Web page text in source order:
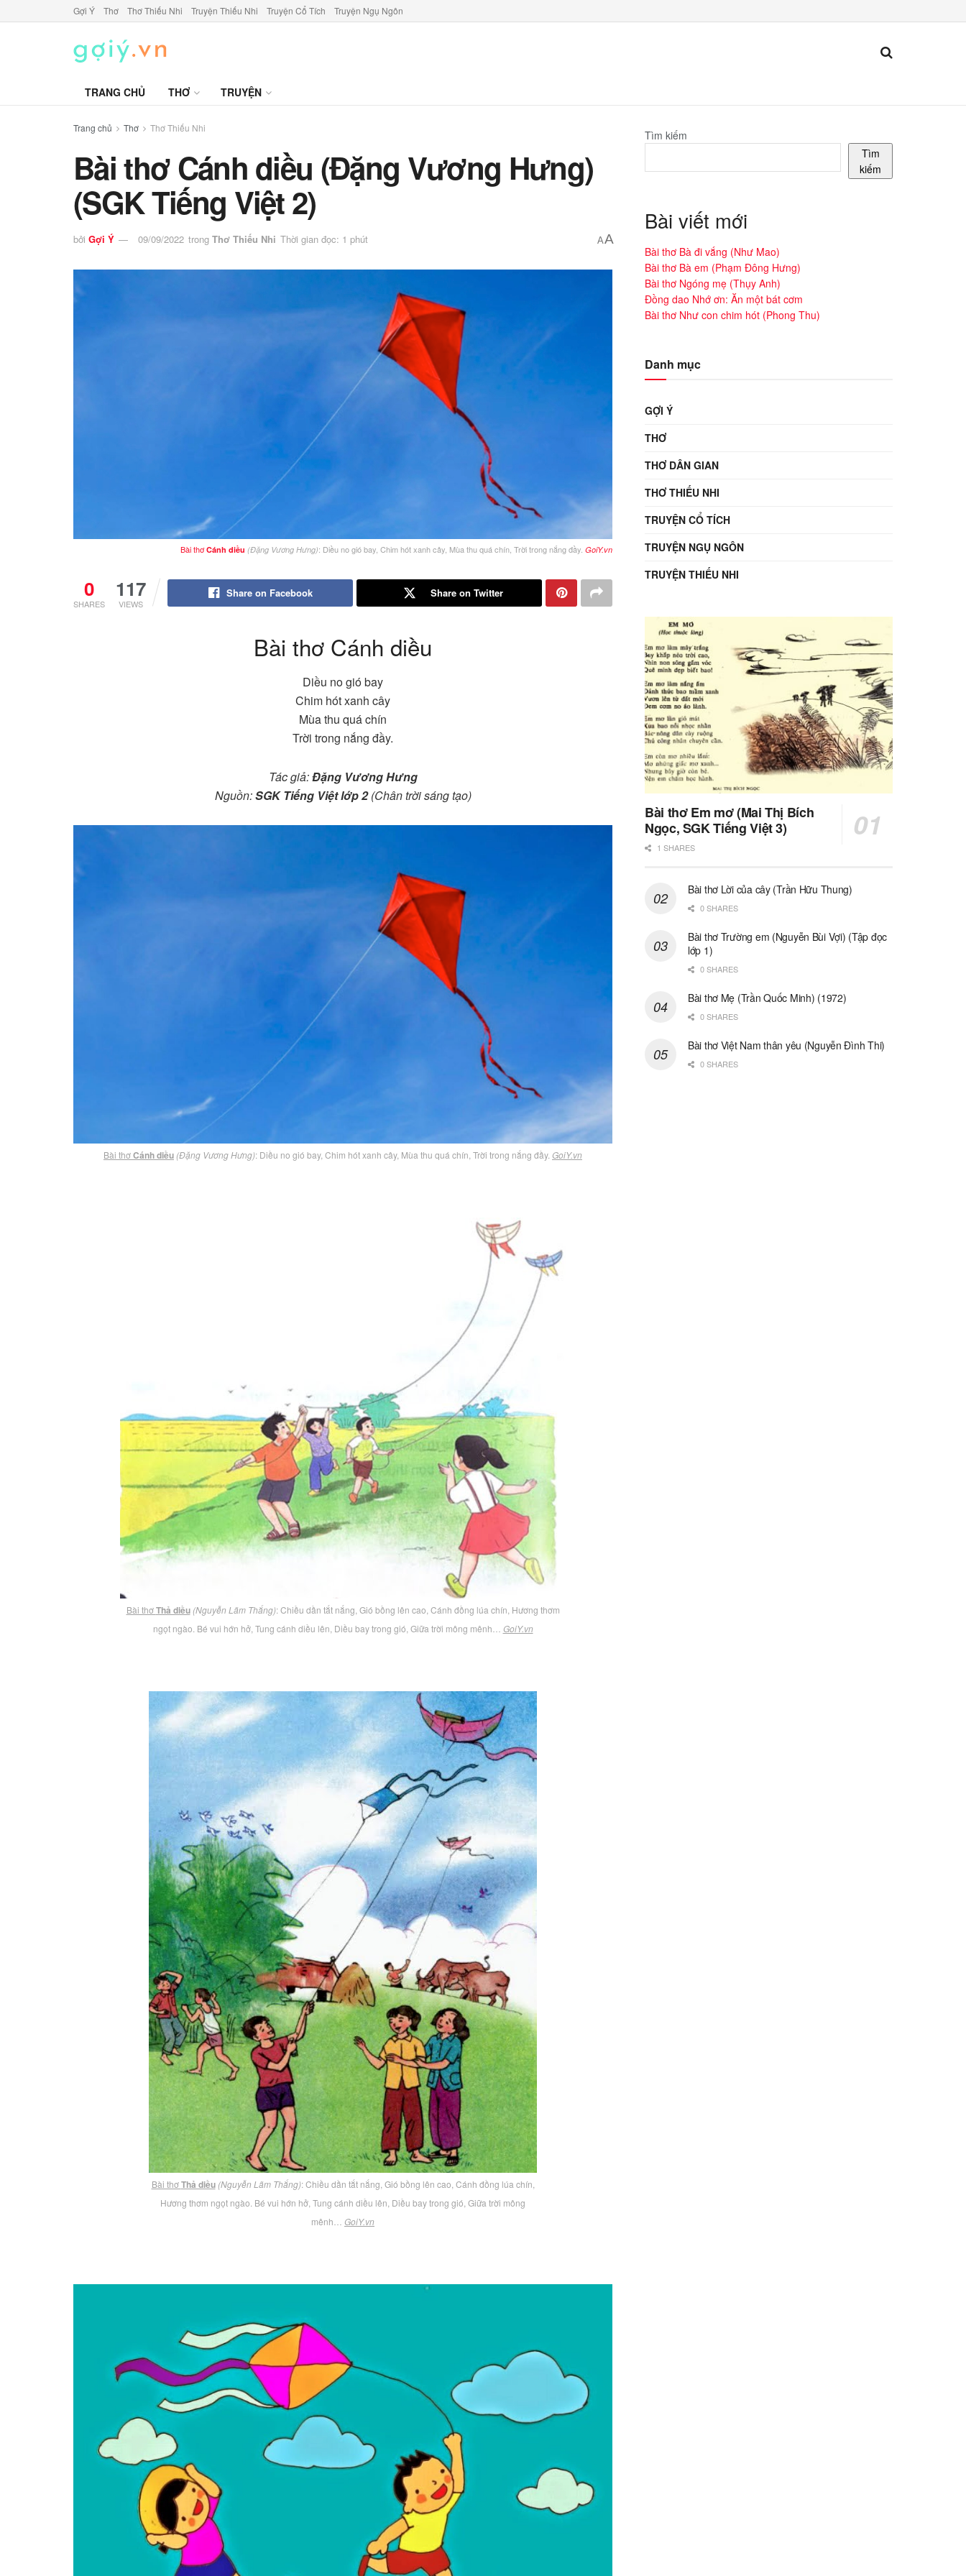
Gợi Ý Thơ Thơ Thiếu Nhi Truyện Thiếu Nhi Truyện Cổ Tích Truyện Ngụ Ngôn
TRANG CHỦ THƠ TRUYỆN
Trang chủ Thơ Thơ Thiếu Nhi
Bài thơ Cánh diều (Đặng Vương Hưng)
(SGK Tiếng Việt 2)
bởi Gợi Ý 09/09/2022 trong Thơ Thiếu Nhi Thời gian đọc: 1 phút AA
Bài thơCánh diều (Đặng Vương Hưng): Diều no gió bay, Chim hót xanh cây, Mùa thu quá chín, Trời trong nắng đầy. GoiY.vn
0
SHARES
117
VIEWS
Share on Facebook Share on Twitter
Bài thơ Cánh diều
Diều no gió bay
Chim hót xanh cây
Mùa thu quá chín
Trời trong nắng đầy.
Tác giả:Đặng Vương Hưng
Nguồn:SGK Tiếng Việt lớp 2(Chân trời sáng tạo)
Bài thơCánh diều (Đặng Vương Hưng): Diều no gió bay, Chim hót xanh cây, Mùa thu quá chín, Trời trong nắng đầy. GoiY.vn
Bài thơThả diều (Nguyễn Lãm Thắng): Chiều dần tắt nắng, Gió bồng lên cao, Cánh đồng lúa chín, Hương thơm
ngọt ngào. Bé vui hớn hở, Tung cánh diều lên, Diều bay trong gió, Giữa trời mông mênh… GoiY.vn
Bài thơThả diều (Nguyễn Lãm Thắng): Chiều dần tắt nắng, Gió bồng lên cao, Cánh đồng lúa chín,
Hương thơm ngọt ngào. Bé vui hớn hở, Tung cánh diều lên, Diều bay trong gió, Giữa trời mông
mênh… GoiY.vn
Tìm kiếm
Tìm
kiếm
Bài viết mới
Bài thơ Bà đi vắng (Như Mao)
Bài thơ Bà em (Phạm Đông Hưng)
Bài thơ Ngóng mẹ (Thụy Anh)
Đồng dao Nhớ ơn: Ăn một bát cơm
Bài thơ Như con chim hót (Phong Thu)
Danh mục
GỢI Ý
THƠ
THƠ DÂN GIAN
THƠ THIẾU NHI
TRUYỆN CỔ TÍCH
TRUYỆN NGỤ NGÔN
TRUYỆN THIẾU NHI
Bài thơ Em mơ (Mai Thị Bích
Ngọc, SGK Tiếng Việt 3)
1 SHARES
Bài thơ Lời của cây (Trần Hữu Thung)
0 SHARES
Bài thơ Trường em (Nguyễn Bùi Vợi) (Tập đọc
lớp 1)
0 SHARES
Bài thơ Mẹ (Trần Quốc Minh) (1972)
0 SHARES
Bài thơ Việt Nam thân yêu (Nguyễn Đình Thi)
0 SHARES